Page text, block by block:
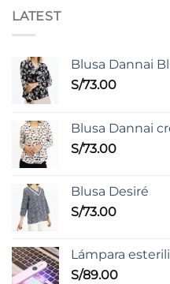
LATEST
Blusa Dannai
S/73.00
Blusa Dannai
S/73.00
Blusa Desiré
S/73.00
Lámpara
S/89.00